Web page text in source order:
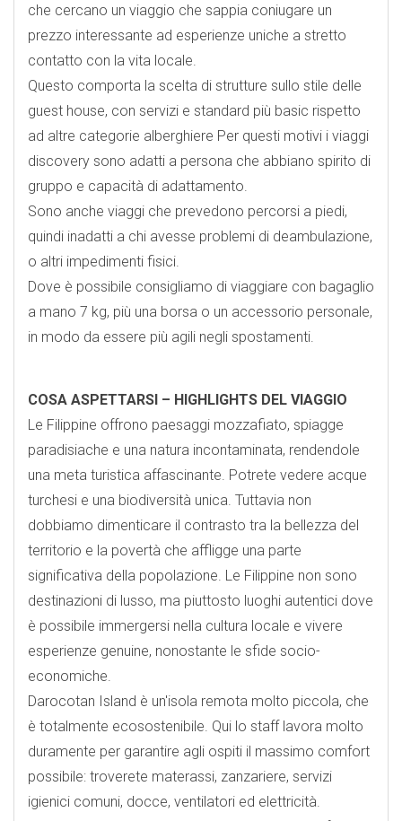
che cercano un viaggio che sappia coniugare un
prezzo interessante ad esperienze uniche a stretto
contatto con la vita locale.
Questo comporta la scelta di strutture sullo stile delle
guest house, con servizi e standard più basic rispetto
ad altre categorie alberghiere Per questi motivi i viaggi
discovery sono adatti a persona che abbiano spirito di
gruppo e capacità di adattamento.
Sono anche viaggi che prevedono percorsi a piedi,
quindi inadatti a chi avesse problemi di deambulazione,
o altri impedimenti fisici.
Dove è possibile consigliamo di viaggiare con bagaglio
a mano 7 kg, più una borsa o un accessorio personale,
in modo da essere più agili negli spostamenti.
COSA ASPETTARSI – HIGHLIGHTS DEL VIAGGIO
Le Filippine offrono paesaggi mozzafiato, spiagge
paradisiache e una natura incontaminata, rendendole
una meta turistica affascinante. Potrete vedere acque
turchesi e una biodiversità unica. Tuttavia non
dobbiamo dimenticare il contrasto tra la bellezza del
territorio e la povertà che affligge una parte
significativa della popolazione. Le Filippine non sono
destinazioni di lusso, ma piuttosto luoghi autentici dove
è possibile immergersi nella cultura locale e vivere
esperienze genuine, nonostante le sfide socio-
economiche.
Darocotan Island è un'isola remota molto piccola, che
è totalmente ecosostenibile. Qui lo staff lavora molto
duramente per garantire agli ospiti il massimo comfort
possibile: troverete materassi, zanzariere, servizi
igienici comuni, docce, ventilatori ed elettricità.